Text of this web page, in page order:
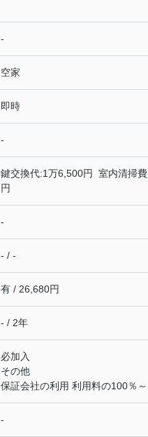
-
空家
即時
-
鍵交換代:1万6,500円 室内清掃
円
-
- / -
有 / 26,680円
- / 2年
必加入
その他
保証会社の利用 利用料の100％
-